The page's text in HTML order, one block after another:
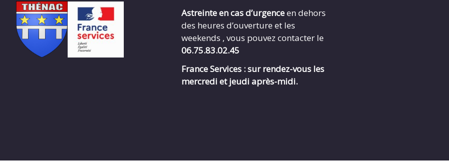
Astreinte en cas d’urgenceen dehors
des heures d’ouverture et les
weekends , vous pouvez contacter le
06.75.83.02.45
France Services : sur rendez-vous les
mercredi et jeudi après-midi.